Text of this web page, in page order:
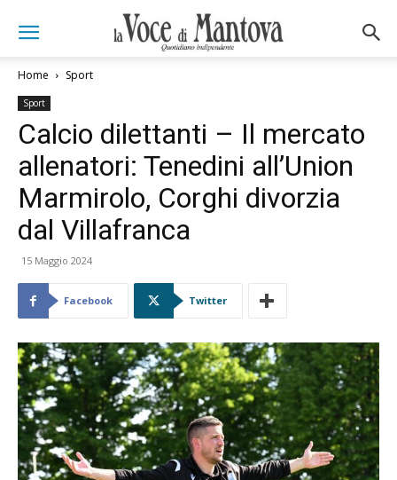
Home Sport
Sport
Calcio dilettanti – Il mercato
allenatori: Tenedini all’Union
Marmirolo, Corghi divorzia
dal Villafranca
15 Maggio 2024
Facebook Twitter